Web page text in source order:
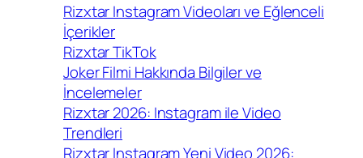
Rizxtar Instagram Videoları ve Eğlenceli
İçerikler
Rizxtar TikTok
Joker Filmi Hakkında Bilgiler ve
İncelemeler
Rizxtar 2026: Instagram ile Video
Trendleri
Rizxtar Instagram Yeni Video 2026: